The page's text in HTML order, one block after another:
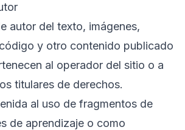
autor del texto, imágenes,
y otro contenido publicado
al operador del sitio o a
titulares de derechos.
al uso de fragmentos de
de aprendizaje o como